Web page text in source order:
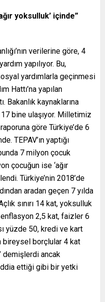
yoksulluk’ içinde”
verilerine göre, 4
yapılıyor. Bu,
yardımlarla geçinmesi
Hattı’na yapılan
Bakanlık kaynaklarına
17 bine ulaşıyor. Milletimiz
göre Türkiye’de 6
TEPAV’ın yaptığı
7 milyon çocuk
çocuğun ise ‘ağır
Türkiye’nin 2018’de
aradan geçen 7 yılda
sınırı 14 kat, yoksulluk
enflasyon 2,5 kat, faizler 6
yüzde 50, kredi ve kart
bireysel borçlular 4 kat
demişlerdi ancak
ettiği gibi bir yetki